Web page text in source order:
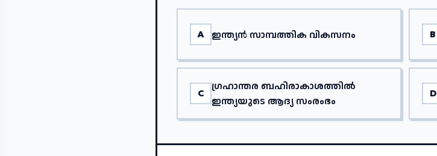
A ഇന്ത്യൻ സാമ്പത്തിക വികസനം B
C
ഗ്രഹാന്തര ബഹിരാകാശത്തിൽ
ഇന്ത്യയുടെ ആദ്യ സംരംഭം
D